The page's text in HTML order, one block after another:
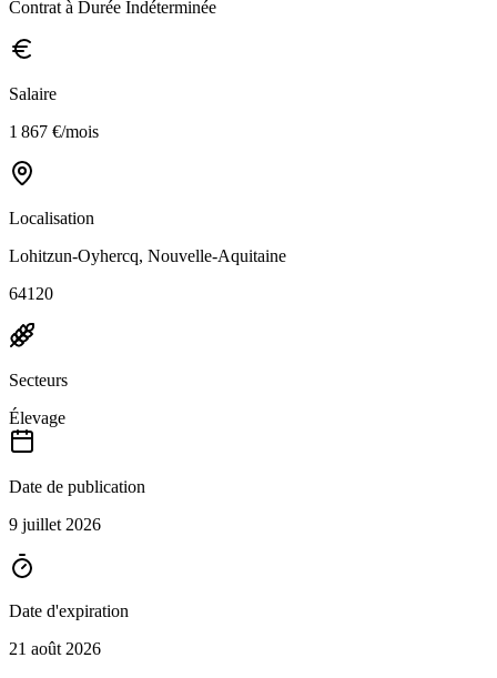
Contrat à Durée Indéterminée
Salaire
1 867 €/mois
Localisation
Lohitzun-Oyhercq, Nouvelle-Aquitaine
64120
Secteurs
Élevage
Date de publication
9 juillet 2026
Date d'expiration
21 août 2026